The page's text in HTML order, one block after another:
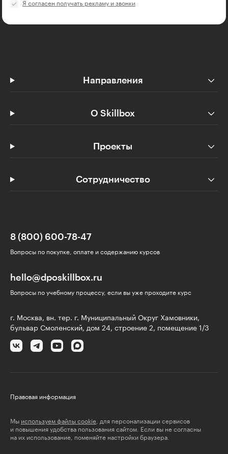
Я согласен получать рекламу и звонки
Направления
О Skillbox
Проекты
Сотрудничество
8 (800) 600-78-47
Вопросы по покупке, оплате и содержанию курсов
hello@dposkillbox.ru
Вопросы по учебному процессу, если вы уже проходите курс
г. Москва, вн. тер. г. Муниципальный Округ Хамовники,
бульвар Смоленский, дом 24, строение 2, помещение 1/3
Правовая информация
Мы используем файлы cookie , для персонализации сервисов
и повышения удобства пользования сайтом. Если вы не согласны
на их использование, поменяйте настройки браузера.